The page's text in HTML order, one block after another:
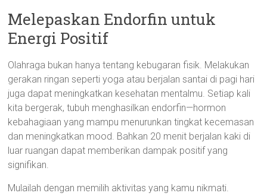
Melepaskan Endorfin untuk
Energi Positif
Olahraga bukan hanya tentang kebugaran fisik. Melakukan
gerakan ringan seperti yoga atau berjalan santai di pagi hari
juga dapat meningkatkan kesehatan mentalmu. Setiap kali
kita bergerak, tubuh menghasilkan endorfin—hormon
kebahagiaan yang mampu menurunkan tingkat kecemasan
dan meningkatkan mood. Bahkan 20 menit berjalan kaki di
luar ruangan dapat memberikan dampak positif yang
signifikan.
Mulailah dengan memilih aktivitas yang kamu nikmati.